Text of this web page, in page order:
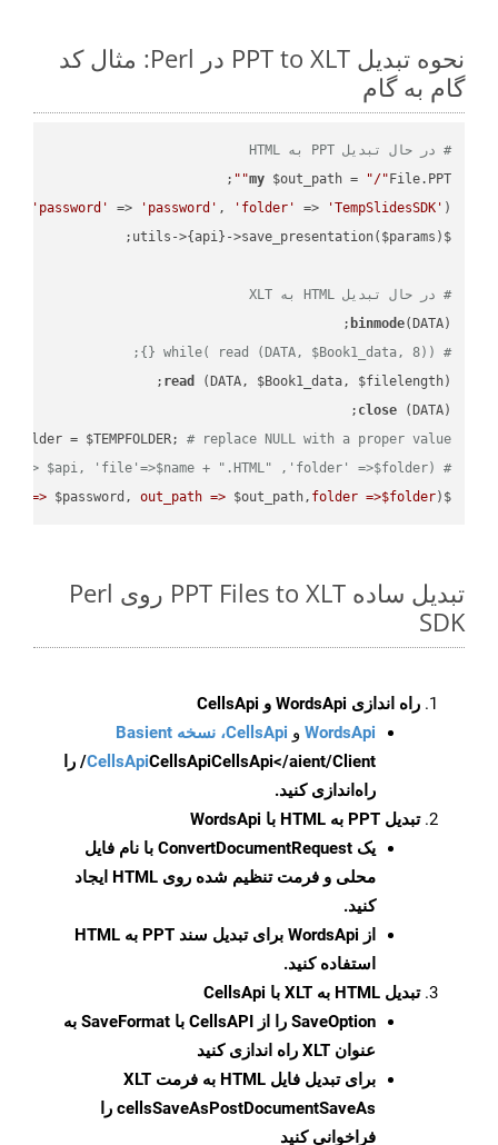
نحوه تبدیل PPT to XLT در Perl: مثال کد
گام به گام
# در حال تبدیل PPT به HTML
my $out_path = "/" File.PPT
""
;
'password' => 'password' , 'folder' =>
'TempSlidesSDK'
# در حال تبدیل HTML به XLT
binmode(DATA);
# while( read (DATA, $Book1_data, 8)) {};
read
(DATA, $Book1_data, $filelength);
close (DATA);
$folder = $TEMPFOLDER; # replace NULL with a proper value
# ready_file('api'=> $api, 'file'=>$name + ".HTML" ,'folder' =>$folder) ;
$result = $api->cells_workbook_put_convert_workbook(
=> $password, out_path => $out_path, folder =>$folder);
تبدیل ساده PPT Files to XLT روی Perl
SDK
راه اندازی WordsApi و CellsApi
WordsApi و CellsApi، نسخه Basient
CellsApiCellsApi
CellsApi</aient/Client/ را
راه‌اندازی کنید.
تبدیل PPT به HTML با WordsApi
یک ConvertDocumentRequest با نام فایل
محلی و فرمت تنظیم شده روی HTML ایجاد
کنید.
از WordsApi برای تبدیل سند PPT به HTML
استفاده کنید.
تبدیل HTML به XLT با CellsApi
SaveOption
را از CellsAPI با SaveFormat به
عنوان XLT راه اندازی کنید
برای تبدیل فایل HTML به فرمت
XLT
cellsSaveAsPostDocumentSaveAs را
فراخوانی کنید